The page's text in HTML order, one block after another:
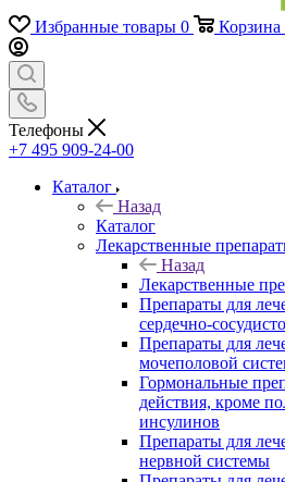
Избранные товары 0 Корзина
Телефоны
+7 495 909-24-00
Каталог
Назад
Каталог
Лекарственные
Назад
Лекарственные
Препараты для
сердечно-
Препараты для
мочеполовой
Гормональные
действия, кроме
инсулинов
Препараты для
нервной системы